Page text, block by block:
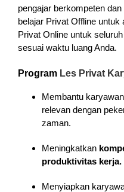
pengajar berkompeten
belajar Privat Offline untuk
Privat Online untuk
sesuai waktu luang Anda.
Program Les Privat
Membantu karyawan
relevan dengan
zaman.
Meningkatkan
produktivitas kerja.
Menyiapkan